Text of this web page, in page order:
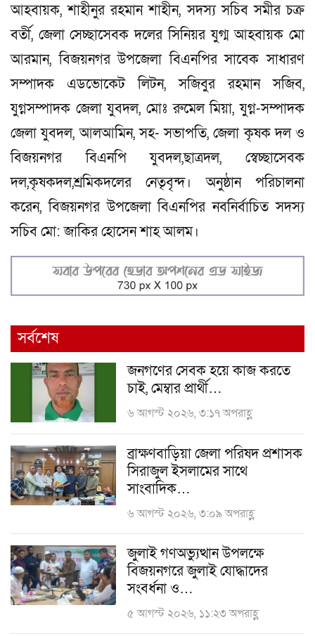
আহবায়ক, শাহীনুর রহমান শাহীন, সদস্য সচিব সমীর চক্র
বর্তী, জেলা সেচ্ছাসেবক দলের সিনিয়র যুগ্ম আহবায়ক মো
আরমান, বিজয়নগর উপজেলা বিএনপির সাবেক সাধারণ
সম্পাদক এডভোকেট লিটন, সজিবুর রহমান সজিব,
যুগ্নসম্পাদক জেলা যুবদল, মোঃ রুমেল মিয়া, যুগ্ন-সম্পাদক
জেলা যুবদল, আলআমিন, সহ- সভাপতি, জেলা কৃষক দল ও
বিজয়নগর বিএনপি যুবদল,ছাত্রদল, স্বেচ্ছাসেবক
দল,কৃষকদল,শ্রমিকদলের নেতৃবৃন্দ। অনুষ্ঠান পরিচালনা
করেন, বিজয়নগর উপজেলা বিএনপির নবনির্বাচিত সদস্য
সচিব মো: জাকির হোসেন শাহ আলম।
সর্বশেষ
জনগণের সেবক হয়ে কাজ করতে
চাই, মেম্বার প্রার্থী…
৬ আগস্ট ২০২৬, ৩:১৭ অপরাহ্ণ
ব্রাক্ষণবাড়িয়া জেলা পরিষদ প্রশাসক
সিরাজুল ইসলামের সাথে
সাংবাদিক…
৬ আগস্ট ২০২৬, ৩:০৯ অপরাহ্ণ
জুলাই গণঅভ্যুত্থান উপলক্ষে
বিজয়নগরে জুলাই যোদ্ধাদের
সংবর্ধনা ও…
৫ আগস্ট ২০২৬, ১১:২৩ অপরাহ্ণ